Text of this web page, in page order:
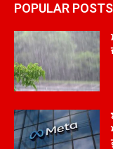
POPULAR POSTS